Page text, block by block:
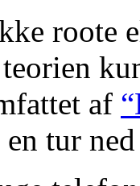
roote
af
tur